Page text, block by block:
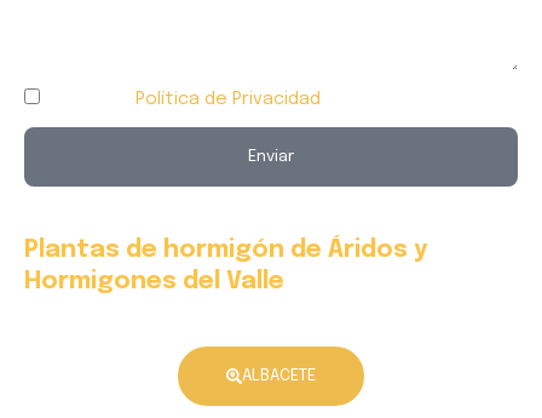
Política de Privacidad
Enviar
l
t
Plantas de hormigón de Áridos y
Hormigones del Valle
ALBACETE